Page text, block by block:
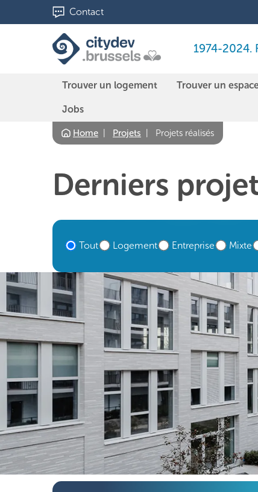
au
Contact
1974-2024.
Trouver un logement Trouver un
Jobs
Home Projets Projets réalisés
Derniers
Type
projet
Tout Logement Entreprise Mixte